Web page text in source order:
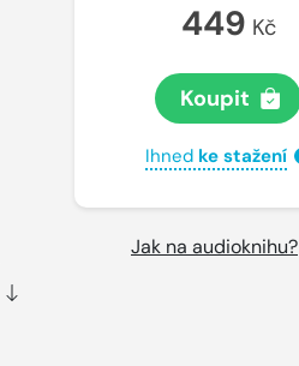
449 Kč
Koupit
Ihned ke stažení
Jak na audioknihu?